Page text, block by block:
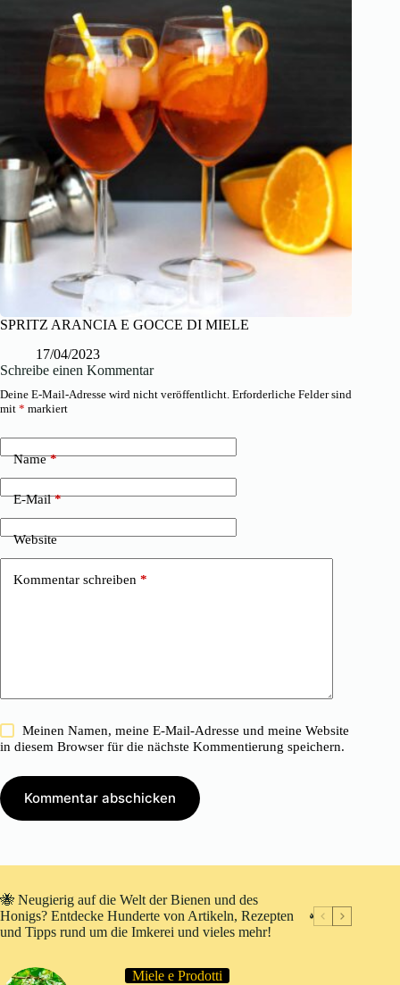
SPRITZ ARANCIA E GOCCE DI MIELE
17/04/2023
Schreibe einen Kommentar
Deine E-Mail-Adresse wird nicht veröffentlicht. Erforderliche Felder sind
mit * markiert
Name*
E-Mail*
Website
Kommentar schreiben *
Meinen Namen, meine E-Mail-Adresse und meine Website
in diesem Browser für die nächste Kommentierung speichern.
Kommentar abschicken
🐝 Neugierig auf die Welt der Bienen und des
Honigs? Entdecke Hunderte von Artikeln, Rezepten
und Tipps rund um die Imkerei und vieles mehr!
Miele e Prodotti